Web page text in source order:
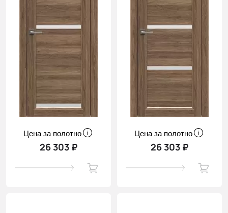
Цена за полотно
26 303 ₽
Цена за полотно
26 303 ₽